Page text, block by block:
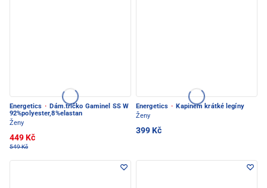
Energetics · Dám.tričko Gaminel SS W
92%polyester,8%elastan
Ženy
449 Kč
549 Kč
Energetics · Kapinem krátké legíny
Ženy
399 Kč